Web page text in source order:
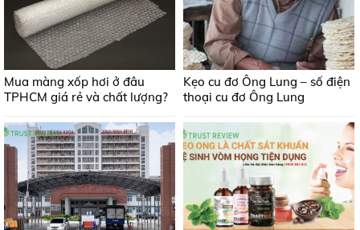
Mua màng xốp hơi ở đâu
TPHCM giá rẻ và chất lượng?
Kẹo cu đơ Ông Lung – số điện
thoại cu đơ Ông Lung